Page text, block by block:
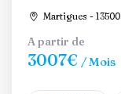
Martigues - 13500
A partir de
3007€ / Mois